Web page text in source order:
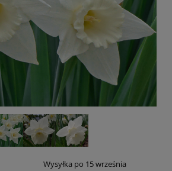
Wysyłka po 15 września